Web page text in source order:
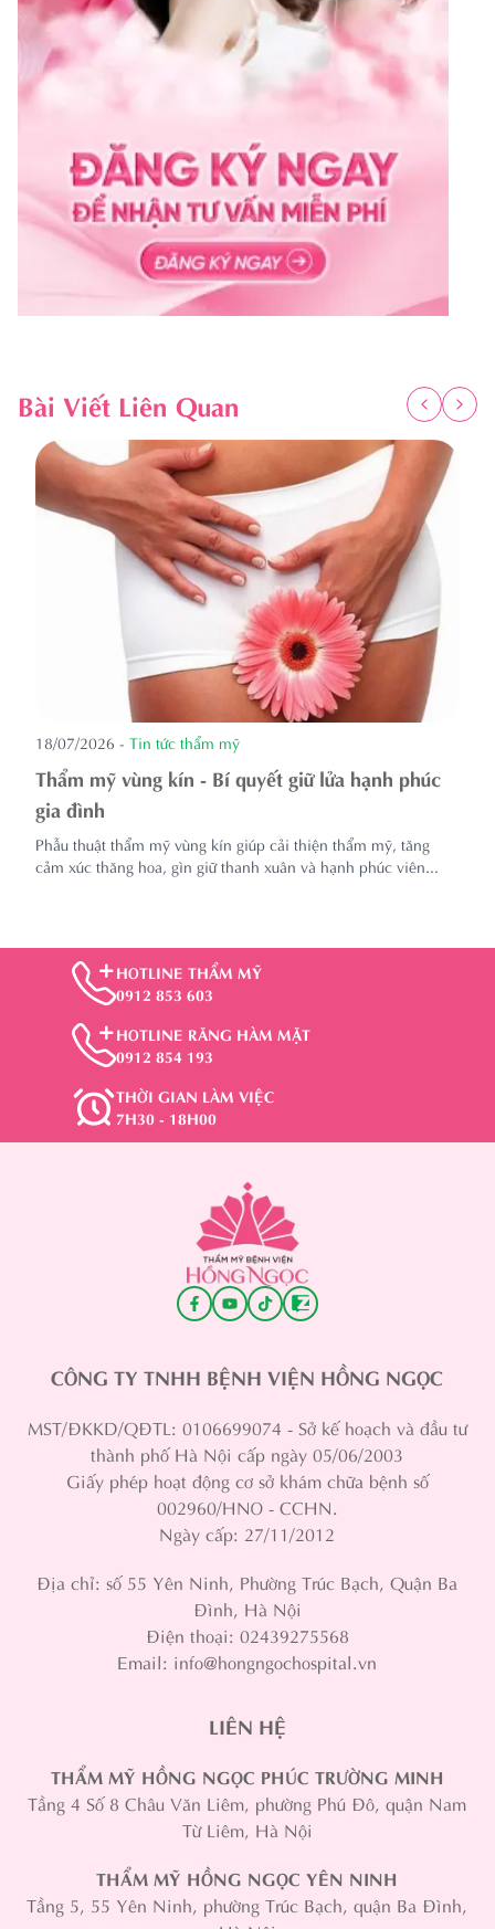
Bài Viết Liên Quan
18/07/2026 - Tin tức thẩm mỹ
Thẩm mỹ vùng kín - Bí quyết giữ lửa hạnh phúc
gia đình
Phẫu thuật thẩm mỹ vùng kín giúp cải thiện thẩm mỹ, tăng
cảm xúc thăng hoa, gìn giữ thanh xuân và hạnh phúc viên...
HOTLINE THẨM MỸ
0912 853 603
HOTLINE RĂNG HÀM MẶT
0912 854 193
THỜI GIAN LÀM VIỆC
7H30 - 18H00
CÔNG TY TNHH BỆNH VIỆN HỒNG NGỌC
MST/ĐKKD/QĐTL: 0106699074 - Sở kế hoạch và đầu tư
thành phố Hà Nội cấp ngày 05/06/2003
Giấy phép hoạt động cơ sở khám chữa bệnh số
002960/HNO - CCHN.
Ngày cấp: 27/11/2012
Địa chỉ: số 55 Yên Ninh, Phường Trúc Bạch, Quận Ba
Đình, Hà Nội
Điện thoại: 02439275568
Email: info@hongngochospital.vn
LIÊN HỆ
THẨM MỸ HỒNG NGỌC PHÚC TRƯỜNG MINH
Tầng 4 Số 8 Châu Văn Liêm, phường Phú Đô, quận Nam
Từ Liêm, Hà Nội
THẨM MỸ HỒNG NGỌC YÊN NINH
Tầng 5, 55 Yên Ninh, phường Trúc Bạch, quận Ba Đình,